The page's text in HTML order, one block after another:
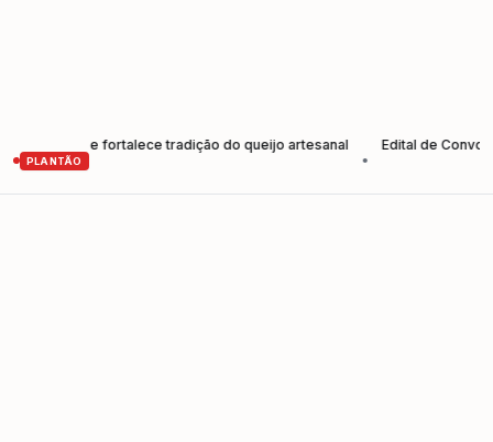
PLANTÃO
e fortalece tradição do queijo artesanal
Edital de Convocação